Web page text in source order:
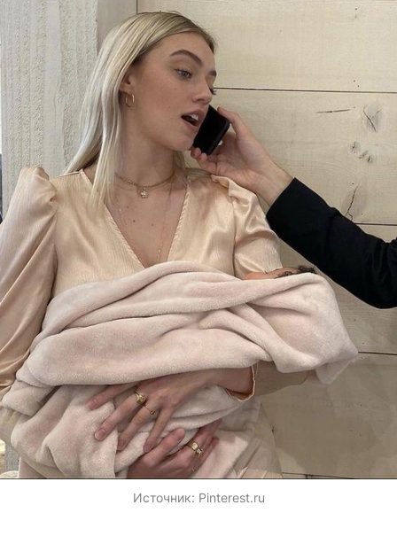
Источник: Pinterest.ru